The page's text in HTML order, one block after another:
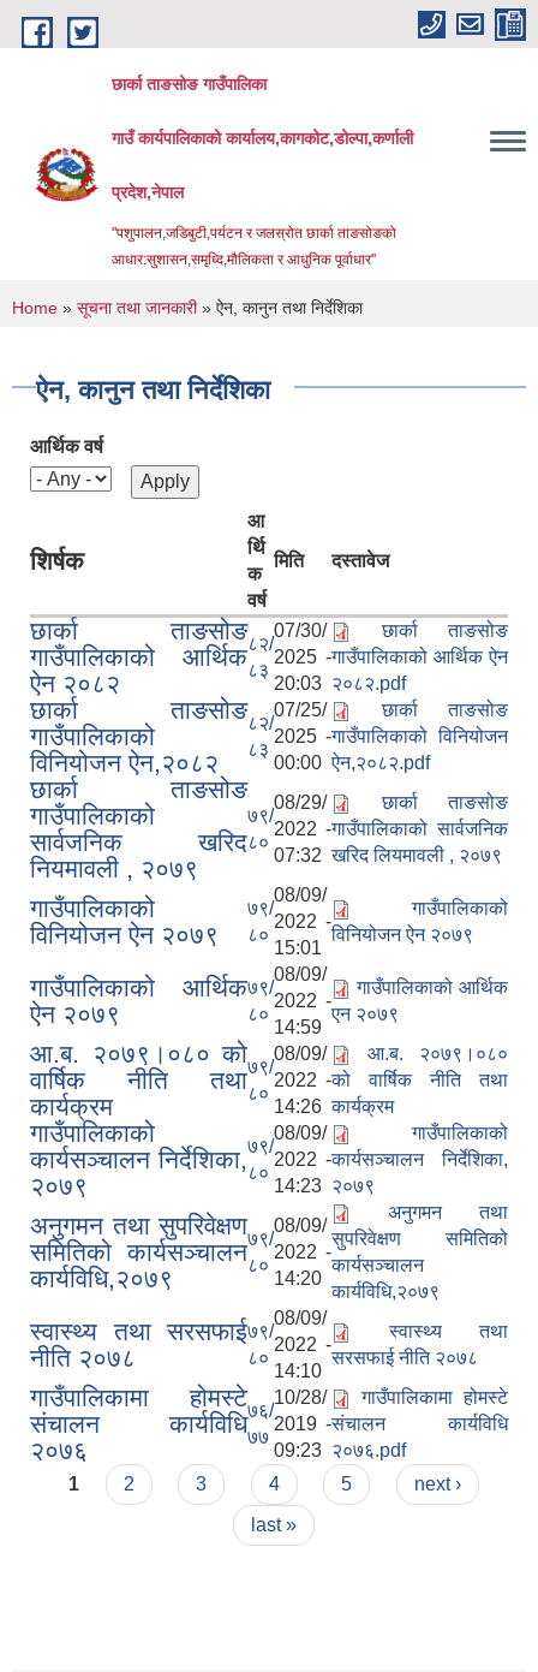
Skip to main content
छार्का ताङसोङ गाउँपालिका
गाउँ कार्यपालिकाको कार्यालय,कागकोट,डोल्पा,कर्णाली
प्रदेश,नेपाल
"पशुपालन,जडिबुटी,पर्यटन र जलस्रोत छार्का ताङसोङको
आधार:सुशासन,समृध्दि,मौलिकता र आधुनिक पूर्वाधार''
You are here
Home » सूचना तथा जानकारी» ऐन, कानुन तथा निर्देशिका
ऐन, कानुन तथा निर्देशिका
आर्थिक वर्ष
शिर्षक
आ
र्थि
क
वर्ष
मिति दस्तावेज
छार्का ताङसोङ
गाउँपालिकाको आर्थिक
ऐन २०८२
८२/
८३
07/30/
2025 -
20:03
छार्का ताङसोङ
गाउँपालिकाको आर्थिक ऐन
२०८२.pdf
छार्का ताङसोङ
गाउँपालिकाको
विनियोजन ऐन,२०८२
८२/
८३
07/25/
2025 -
00:00
छार्का ताङसोङ
गाउँपालिकाको विनियोजन
ऐन,२०८२.pdf
छार्का ताङसोङ
गाउँपालिकाको
सार्वजनिक खरिद
नियमावली , २०७९
७९/
८०
08/29/
2022 -
07:32
छार्का ताङसोङ
गाउँपालिकाको सार्वजनिक
खरिद लियमावली , २०७९
गाउँपालिकाको
विनियोजन ऐन २०७९
७९/
८०
08/09/
2022 -
15:01
गाउँपालिकाको
विनियोजन ऐन २०७९
गाउँपालिकाको आर्थिक
ऐन २०७९
७९/
८०
08/09/
2022 -
14:59
गाउँपालिकाको आर्थिक
एन २०७९
आ.ब. २०७९।०८० को
वार्षिक नीति तथा
कार्यक्रम
७९/
८०
08/09/
2022 -
14:26
आ.ब. २०७९।०८०
को वार्षिक नीति तथा
कार्यक्रम
गाउँपालिकाको
कार्यसञ्चालन निर्देशिका,
२०७९
७९/
८०
08/09/
2022 -
14:23
गाउँपालिकाको
कार्यसञ्चालन निर्देशिका,
२०७९
अनुगमन तथा सुपरिवेक्षण
समितिको कार्यसञ्चालन
कार्यविधि,२०७९
७९/
८०
08/09/
2022 -
14:20
अनुगमन तथा
सुपरिवेक्षण समितिको
कार्यसञ्चालन
कार्यविधि,२०७९
स्वास्थ्य तथा सरसफाई
नीति २०७८
७९/
८०
08/09/
2022 -
14:10
स्वास्थ्य तथा
सरसफाई नीति २०७८
गाउँपालिकामा होमस्टे
संचालन कार्यविधि
२०७६
७६/
७७
10/28/
2019 -
09:23
गाउँपालिकामा होमस्टे
संचालन कार्यविधि
२०७६.pdf
Pages
1 2 3 4 5
next ›
last »